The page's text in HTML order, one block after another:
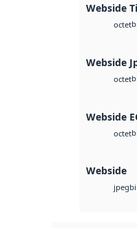
Webside
octet
Webside
octet
Webside
octet
Webside
jpeg